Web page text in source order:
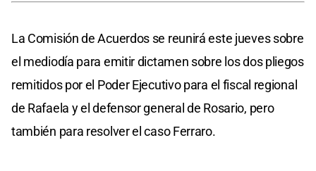
La Comisión de Acuerdos se reunirá este jueves sobre
el mediodía para emitir dictamen sobre los dos pliegos
remitidos por el Poder Ejecutivo para el fiscal regional
de Rafaela y el defensor general de Rosario, pero
también para resolver el caso Ferraro.